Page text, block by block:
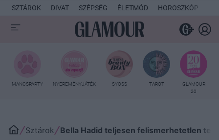
SZTÁROK DIVAT SZÉPSÉG ÉLETMÓD HOROSZKÓP
MANCSPARTY NYEREMÉNYJÁTÉK SYOSS TAROT
GLAMOUR
20
Sztárok Bella Hadid teljesen felismerhetetlen